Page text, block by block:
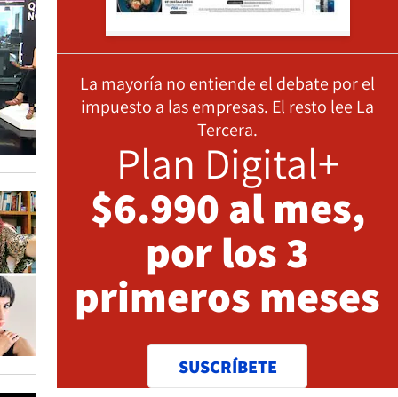
La mayoría no entiende el debate por el
impuesto a las empresas. El resto lee La
Tercera.
Plan Digital+
$6.990 al mes,
por los 3
primeros meses
SUSCRÍBETE